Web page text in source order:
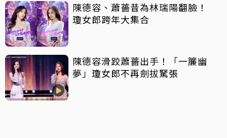
陳德容、蕭薔昔為林瑞陽翻臉！
瓊女郎跨年大集合
陳德容滑跤蕭薔出手！「一簾幽
夢」瓊女郎不再劍拔駑張